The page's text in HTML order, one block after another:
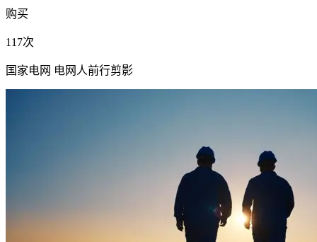
购买
117次
国家电网 电网人前行剪影